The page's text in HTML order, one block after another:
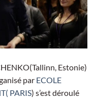
Estonie)
par ECOLE
PARIS) s’est déroulé